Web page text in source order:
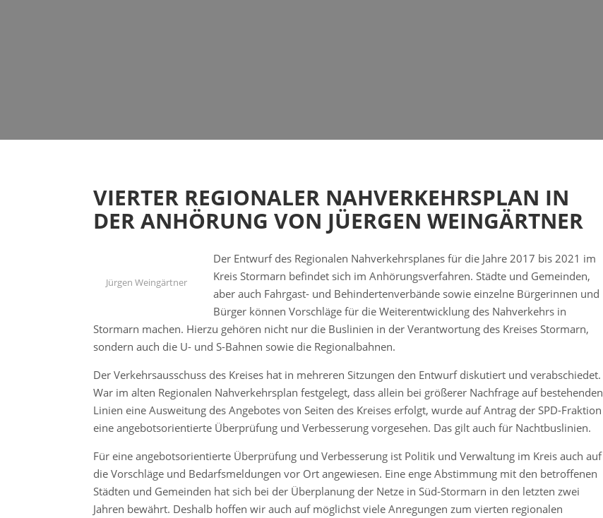
VIERTER REGIONALER NAHVERKEHRSPLAN IN
DER ANHÖRUNG VON JÜERGEN WEINGÄRTNER
Jürgen Weingärtner
Der Entwurf des Regionalen Nahverkehrsplanes für die Jahre 2017 bis 2021 im
Kreis Stormarn befindet sich im Anhörungsverfahren. Städte und Gemeinden,
aber auch Fahrgast- und Behindertenverbände sowie einzelne Bürgerinnen und
Bürger können Vorschläge für die Weiterentwicklung des Nahverkehrs in
Stormarn machen. Hierzu gehören nicht nur die Buslinien in der Verantwortung des Kreises Stormarn,
sondern auch die U- und S-Bahnen sowie die Regionalbahnen.
Der Verkehrsausschuss des Kreises hat in mehreren Sitzungen den Entwurf diskutiert und verabschiedet.
War im alten Regionalen Nahverkehrsplan festgelegt, dass allein bei größerer Nachfrage auf bestehenden
Linien eine Ausweitung des Angebotes von Seiten des Kreises erfolgt, wurde auf Antrag der SPD-Fraktion
eine angebotsorientierte Überprüfung und Verbesserung vorgesehen. Das gilt auch für Nachtbuslinien.
Für eine angebotsorientierte Überprüfung und Verbesserung ist Politik und Verwaltung im Kreis auch auf
die Vorschläge und Bedarfsmeldungen vor Ort angewiesen. Eine enge Abstimmung mit den betroffenen
Städten und Gemeinden hat sich bei der Überplanung der Netze in Süd-Stormarn in den letzten zwei
Jahren bewährt. Deshalb hoffen wir auch auf möglichst viele Anregungen zum vierten regionalen